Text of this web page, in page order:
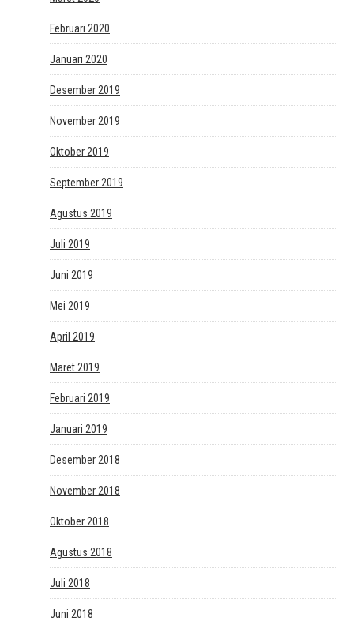
Februari 2020
Januari 2020
Desember 2019
November 2019
Oktober 2019
September 2019
Agustus 2019
Juli 2019
Juni 2019
Mei 2019
April 2019
Maret 2019
Februari 2019
Januari 2019
Desember 2018
November 2018
Oktober 2018
Agustus 2018
Juli 2018
Juni 2018